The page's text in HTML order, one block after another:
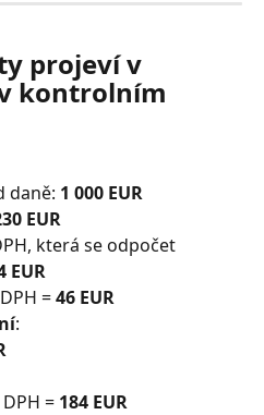
projeví v
kontrolním
daně: 1 000 EUR
EUR
která se odpočet
EUR
= 46 EUR
:
= 184 EUR